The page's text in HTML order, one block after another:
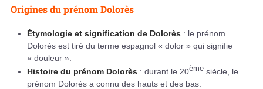
Origines du prénom Dolorès
Étymologie et signification de Dolorès : le prénom
Dolorès est tiré du terme espagnol « dolor » qui signifie
« douleur ».
Histoire du prénom Dolorès : durant le 20ème siècle, le
prénom Dolorès a connu des hauts et des bas.